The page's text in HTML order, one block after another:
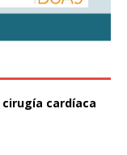
cardíaca